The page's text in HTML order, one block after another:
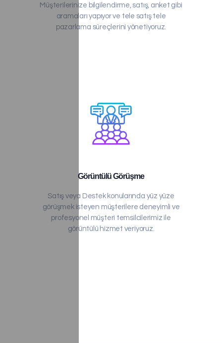
Müşterilerinize bilgilendirme, satış, anket gibi
aramaları yapıyor ve tele satış tele
pazarlama süreçlerini yönetiyoruz.
Görüntülü Görüşme
Satış veya Destek konularında yüz yüze
görüşmek isteyen müşterilere deneyimli ve
profesyonel müşteri temsilcilerimiz ile
görüntülü hizmet veriyoruz.